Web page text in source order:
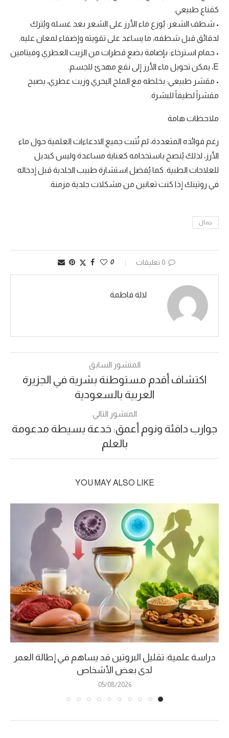
كقناع طبيعي.
• شطف الشعر: يُوزع ماء الأرز على الشعر بعد غسله ويُترك
لدقائق قبل شطفه، ما يساعد على تقويته وإضفاء لمعان عليه.
• حمام استرخاء: بإضافة بضع قطرات من الزيت العطري وفيتامين
E، يمكن تحويل ماء الأرز إلى نقع مهدئ للجسم.
• مقشر طبيعي: بخلطه مع الملح البحري وزيت عطري، يصبح
مقشراً لطيفاً للبشرة.
ملاحظات هامة
رغم فوائده المتعددة، لم تُثبت جميع الادعاءات العلمية حول ماء
الأرز، لذلك يُنصح باستخدامه كعناية مساعدة وليس كبديل
للعلاجات الطبية. كما يُفضل استشارة طبيب الجلدية قبل إدخاله
في روتينك إذا كنت تعانين من مشكلات جلدية مزمنة.
جمال
0 تعليقات 0
لالة فاطمة
المنشور السابق
اكتشاف أقدم مستوطنة بشرية في الجزيرة
العربية بالسعودية
المنشور التالي
جوارب دافئة ونوم أعمق: خدعة بسيطة مدعومة
بالعلم
YOU MAY ALSO LIKE
دراسة علمية: تقليل البروتين قد يساهم في إطالة العمر
لدى بعض الأشخاص
05/08/2026